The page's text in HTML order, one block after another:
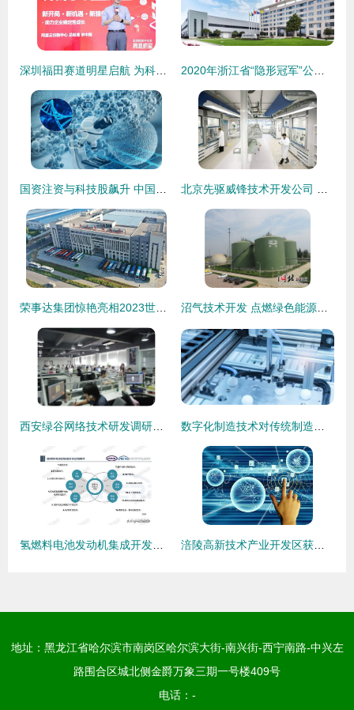
地址：黑龙江省哈尔滨市南岗区哈尔滨大街-南兴街-西宁南路-中兴左
路围合区城北侧金爵万象三期一号楼409号
电话：-